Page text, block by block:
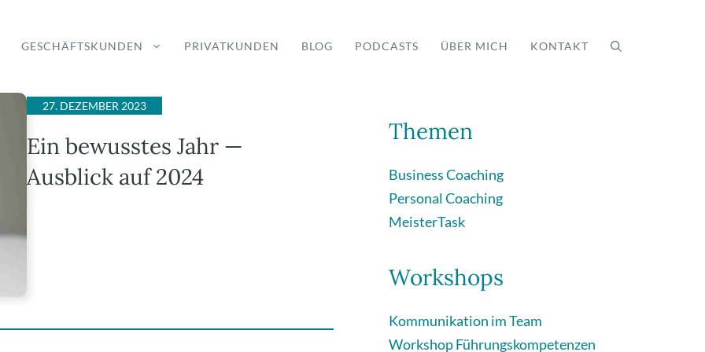
GESCHÄFTSKUNDEN PRIVATKUNDEN BLOG PODCASTS ÜBER MICH KONTAKT
27. DEZEMBER 2023
Ein bewusstes Jahr —
Ausblick auf 2024
Themen
Business Coaching
Personal Coaching
MeisterTask
Workshops
Kommunikation im Team
Workshop Führungskompetenzen